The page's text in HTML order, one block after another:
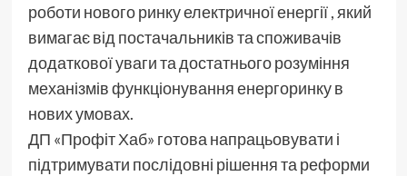
роботи нового ринку електричної енергії , який
вимагає від постачальників та споживачів
додаткової уваги та достатнього розуміння
механізмів функціонування енергоринку в
нових умовах.
ДП «Профіт Хаб» готова напрацьовувати і
підтримувати послідовні рішення та реформи